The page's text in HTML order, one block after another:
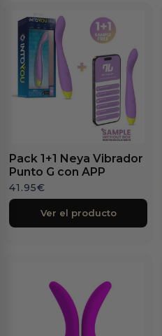
Pack 1+1 Neya Vibrador
Punto G con APP
41.95€
Ver el producto